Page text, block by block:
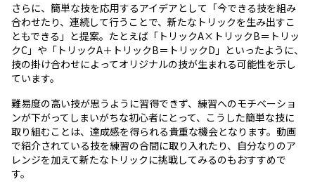
さらに、簡単な技を応用するアイデアとして「今できる技を組み
合わせたり、連続して行うことで、新たなトリックを生み出すこ
ともできる」と提案。たとえば「トリックA×トリックB＝トリッ
クC」や「トリックA＋トリックB＝トリックD」といったように、
技の掛け合わせによってオリジナルの技が生まれる可能性を示し
ています。
難易度の高い技が思うように習得できず、練習へのモチベーショ
ンが下がってしまいがちな初心者にとって、こうした簡単な技に
取り組むことは、達成感を得られる貴重な機会となります。動画
で紹介されている技を練習の合間に取り入れたり、自分なりのア
レンジを加えて新たなトリックに挑戦してみるのもおすすめで
す。